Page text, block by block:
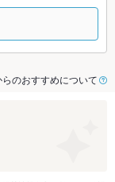
らのおすすめについて